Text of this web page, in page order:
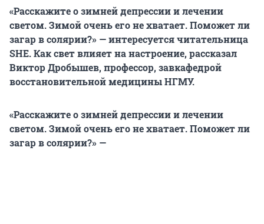
«Расскажите о зимней депрессии и лечении
светом. Зимой очень его не хватает. Поможет ли
загар в солярии?» — интересуется читательница
SHE. Как свет влияет на настроение, рассказал
Виктор Дробышев, профессор, завкафедрой
восстановительной медицины НГМУ.
«Расскажите о зимней депрессии и лечении
светом. Зимой очень его не хватает. Поможет ли
загар в солярии?» —